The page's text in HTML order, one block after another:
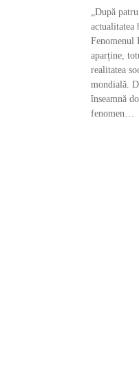
„După
actualitatea
Fenomenul
aparține,
realitatea
mondială.
înseamnă
fenomen…